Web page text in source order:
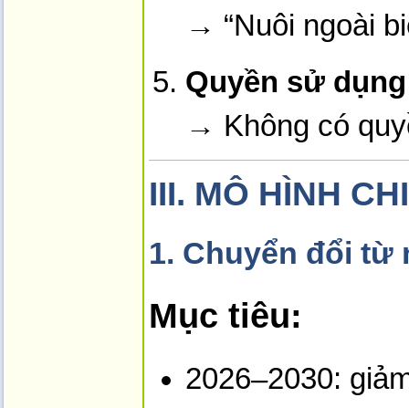
→ “Nuôi ngoài
Quyền sử
→ Không có
III. MÔ HÌNH
1. Chuyển đổi từ
Mục tiêu:
2026–2030: